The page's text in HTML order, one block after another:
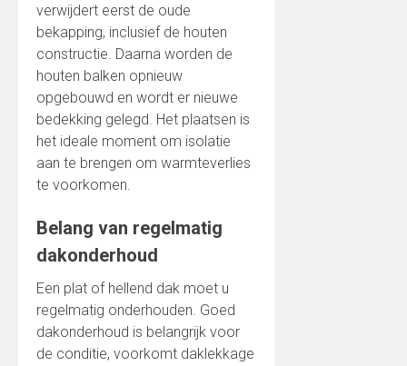
verwijdert eerst de oude
bekapping, inclusief de houten
constructie. Daarna worden de
houten balken opnieuw
opgebouwd en wordt er nieuwe
bedekking gelegd. Het plaatsen is
het ideale moment om isolatie
aan te brengen om warmteverlies
te voorkomen.
Belang van regelmatig
dakonderhoud
Een plat of hellend dak moet u
regelmatig onderhouden. Goed
dakonderhoud is belangrijk voor
de conditie, voorkomt daklekkage